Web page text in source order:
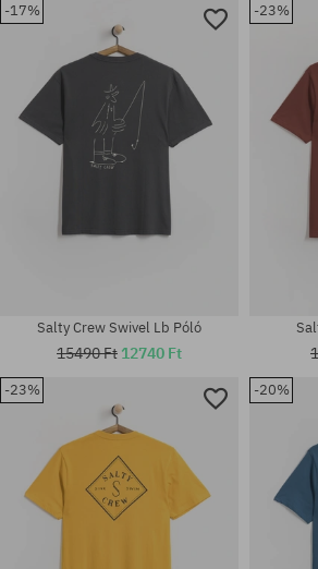
Elérhető méretek:
Elérhető méretek:
-17%
Salty Crew Swivel Lb Póló
15490 Ft 12740 Ft
-23%
-23% -20%